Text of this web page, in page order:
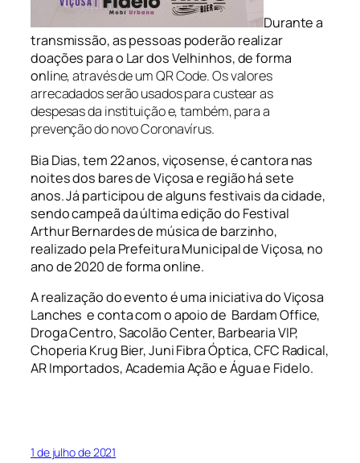
Durante a
transmissão, as pessoas poderão realizar
doações para o Lar dos Velhinhos, de forma
online, através de um QR Code. Os valores
arrecadados serão usados para custear as
despesas da instituição e, também, para a
prevenção do novo Coronavírus.
Bia Dias, tem 22 anos, viçosense, é cantora nas
noites dos bares de Viçosa e região há sete
anos. Já participou de alguns festivais da cidade,
sendo campeã da última edição do Festival
Arthur Bernardes de música de barzinho,
realizado pela Prefeitura Municipal de Viçosa, no
ano de 2020 de forma online.
A realização do evento é uma iniciativa do Viçosa
Lanches e conta com o apoio de Bardam Office,
Droga Centro, Sacolão Center, Barbearia VIP,
Choperia Krug Bier, Juni Fibra Óptica, CFC Radical,
AR Importados, Academia Ação e Água e Fidelo.
1 de julho de 2021